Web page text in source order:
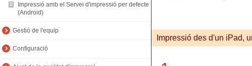
Impressió amb el Servei d'impressió per defecte
(Android)
Gestió de l'equip
Configuració
Impressió des d'un iPad,